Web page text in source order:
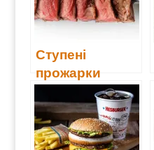
Ступені
прожарки
м’яса: які
бувають і чому
це важливо